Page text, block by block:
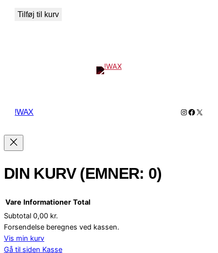
Tilføj til kurv
!WAX Instagram
X
DIN KURV (EMNER: 0)
VARER
I
Vare Informationer Total
Subtotal 0,00 kr.
Forsendelse beregnes ved kassen.
Vis min kurv
Gå til siden Kasse